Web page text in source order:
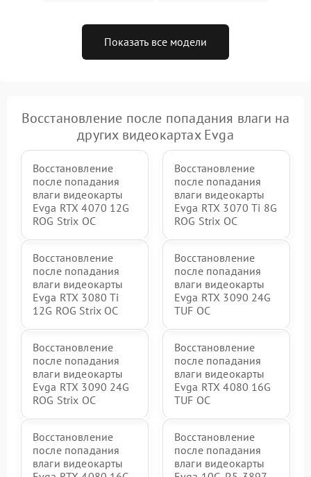
Показать все модели
Восстановление после попадания влаги на
других видеокартах Evga
Восстановление
после попадания
влаги видеокарты
Evga RTX 4070 12G
ROG Strix OC
Восстановление
после попадания
влаги видеокарты
Evga RTX 3070 Ti 8G
ROG Strix OC
Восстановление
после попадания
влаги видеокарты
Evga RTX 3080 Ti
12G ROG Strix OC
Восстановление
после попадания
влаги видеокарты
Evga RTX 3090 24G
TUF OC
Восстановление
после попадания
влаги видеокарты
Evga RTX 3090 24G
ROG Strix OC
Восстановление
после попадания
влаги видеокарты
Evga RTX 4080 16G
TUF OC
Восстановление
после попадания
влаги видеокарты
Восстановление
после попадания
влаги видеокарты